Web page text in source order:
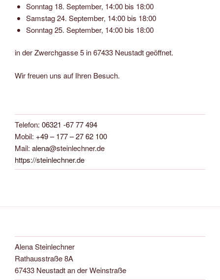
Sonntag 18. September, 14:00 bis 18:00
Samstag 24. September, 14:00 bis 18:00
Sonntag 25. September, 14:00 bis 18:00
in der Zwerchgasse 5 in 67433 Neustadt geöffnet.
Wir freuen uns auf Ihren Besuch.
Telefon: 06321 -67 77 494
Mobil: +49 – 177 – 27 62 100
Mail: alena@steinlechner.de
https://steinlechner.de
Alena Steinlechner
Rathausstraße 8A
67433 Neustadt an der Weinstraße